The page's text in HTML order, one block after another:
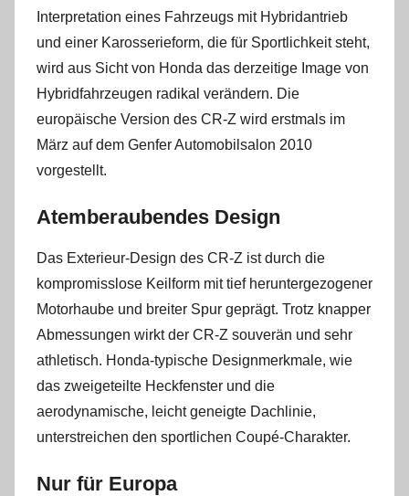
Interpretation eines Fahrzeugs mit Hybridantrieb
und einer Karosserieform, die für Sportlichkeit steht,
wird aus Sicht von Honda das derzeitige Image von
Hybridfahrzeugen radikal verändern. Die
europäische Version des CR-Z wird erstmals im
März auf dem Genfer Automobilsalon 2010
vorgestellt.
Atemberaubendes Design
Das Exterieur-Design des CR-Z ist durch die
kompromisslose Keilform mit tief heruntergezogener
Motorhaube und breiter Spur geprägt. Trotz knapper
Abmessungen wirkt der CR-Z souverän und sehr
athletisch. Honda-typische Designmerkmale, wie
das zweigeteilte Heckfenster und die
aerodynamische, leicht geneigte Dachlinie,
unterstreichen den sportlichen Coupé-Charakter.
Nur für Europa